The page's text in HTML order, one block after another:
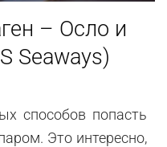
– Осло и
Seaways)
способов попасть
Это интересно,